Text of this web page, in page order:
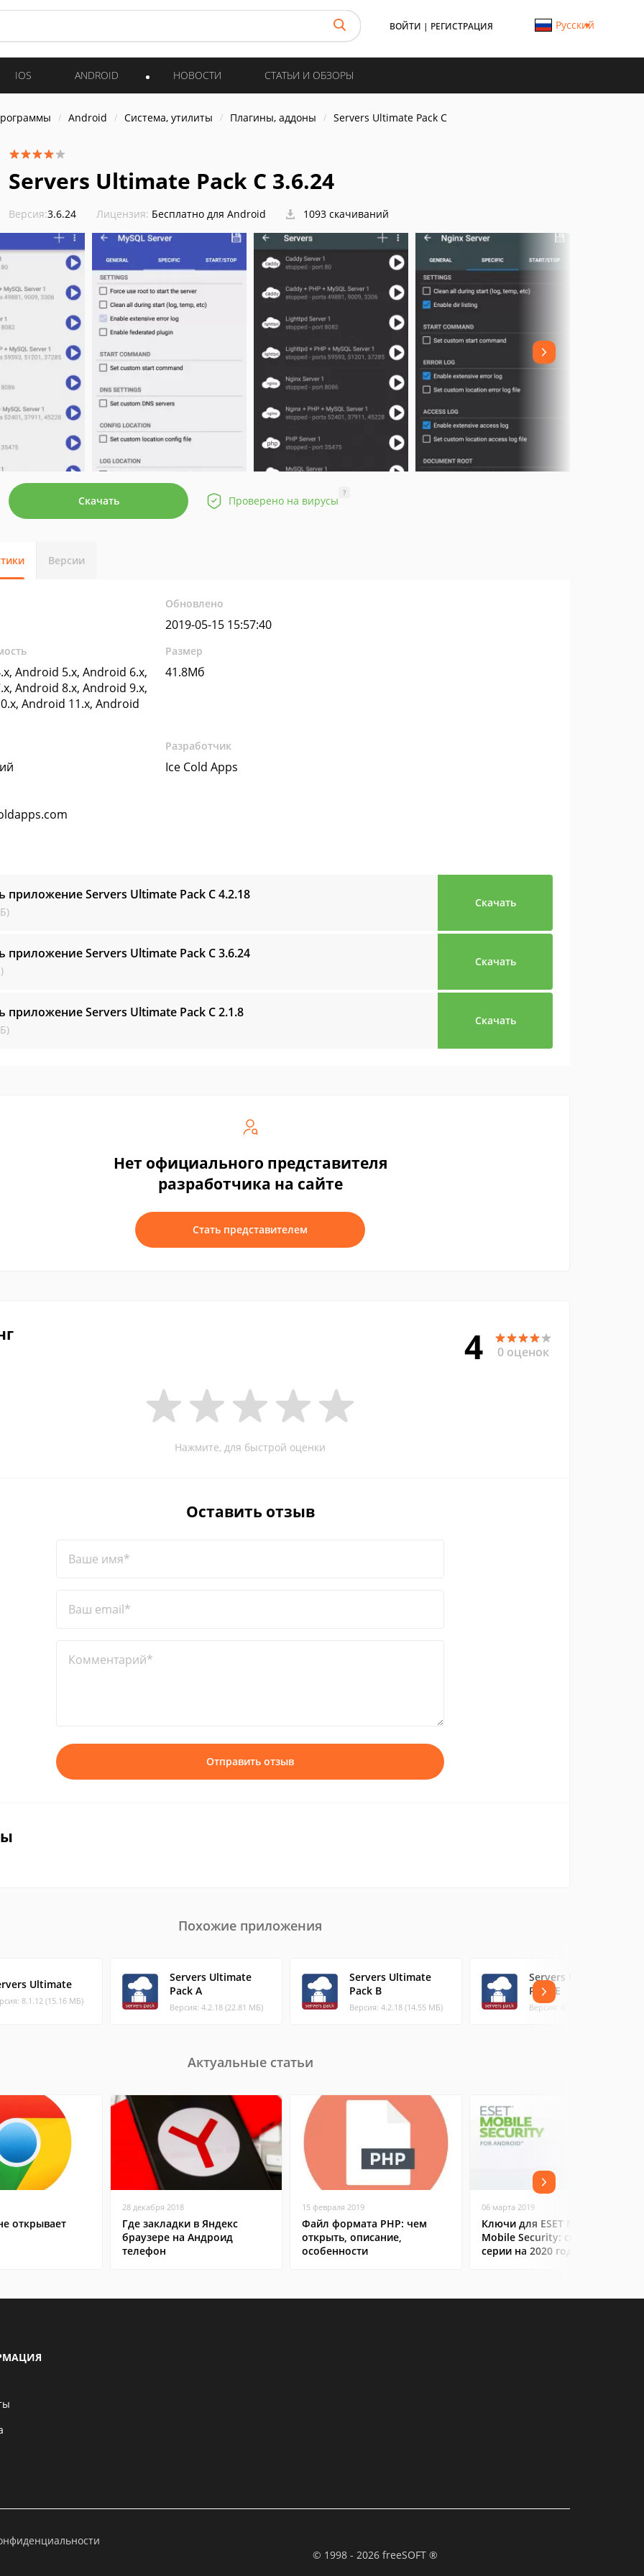
ВОЙТИ | РЕГИСТРАЦИЯ Русский
IOS ANDROID НОВОСТИ СТАТЬИ И ОБЗОРЫ
Android Система, утилиты Плагины, аддоны Servers Ultimate Pack C
Servers Ultimate Pack C 3.6.24
Версия:3.6.24 Лицензия: Бесплатно для Android 1093 скачиваний
Скачать Проверено на вирусы
?
Версии
Обновлено
2019-05-15 15:57:40
Android 5.x, Android 6.x,
Android 8.x, Android 9.x,
Android 11.x, Android
Размер
41.8Мб
Разработчик
Ice Cold Apps
приложение Servers Ultimate Pack C4.2.18
Скачать
приложение Servers Ultimate Pack C3.6.24
Скачать
приложение Servers Ultimate Pack C2.1.8
Скачать
Нет официального представителя
разработчика на сайте
Стать представителем
4 0 оценок
Нажмите, для быстрой оценки
Оставить отзыв
Ваше имя*
Ваш email*
Комментарий*
Отправить отзыв
Похожие приложения
Ultimate
8.1.12 (15.16 МБ)
Servers Ultimate
Pack A
Версия: 4.2.18 (22.81 МБ)
Servers Ultimate
Pack B
Версия: 4.2.18 (14.55 МБ)
Servers Ultimate
Pack E
Версия: 4.2.18 (10.28 МБ)
Актуальные статьи
открывает
28 декабря 2018
Где закладки в Яндекс
браузере на Андроид
телефон
15 февраля 2019
Файл формата PHP: чем
открыть, описание,
особенности
06 марта 2019
Ключи для ESET NOD32
Mobile Security: свежие
серии на 2020 год
© 1998 - 2026 freeSOFT ®